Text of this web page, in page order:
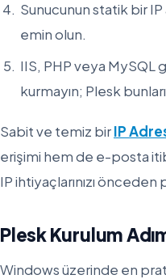
Sunucunun statik bir
emin olun.
IIS, PHP veya
kurmayın; Plesk
Sabit ve temiz birIP
erişimi hem de e-posta
IP ihtiyaçlarınızı önceden
Plesk Kurulum
Windows üzerinde en